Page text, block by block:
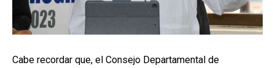
Cabe recordar que, el Consejo Departamental de